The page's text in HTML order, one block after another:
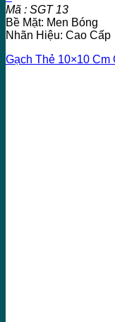
Mã : SGT 13
Bề Mặt: Men Bóng
Nhãn Hiệu: Cao Cấp
Gạch Thẻ 10×10 Cm